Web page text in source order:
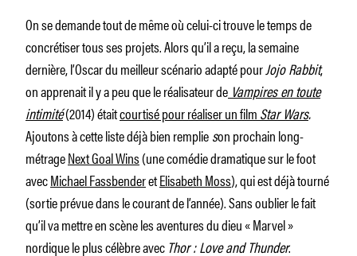
On se demande tout de même où celui-ci trouve le temps de
concrétiser tous ses projets. Alors qu’il a reçu, la semaine
dernière, l’Oscar du meilleur scénario adapté pourJojo Rabbit,
on apprenait il y a peu que le réalisateur de Vampires en toute
intimité(2014) étaitcourtisé pour réaliser un filmStar Wars.
Ajoutons à cette liste déjà bien remplieson prochain long-
métrageNext Goal Wins(une comédie dramatique sur le foot
avecMichael FassbenderetElisabeth Moss), qui est déjà tourné
(sortie prévue dans le courant de l’année). Sans oublier le fait
qu’il va mettreen scène les aventures du dieu «Marvel »
nordique le plus célèbre avec Thor : Love and Thunder.